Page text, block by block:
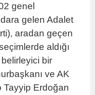
genel
gelen Adalet
aradan geçen
aldığı
bir
ve AK
Tayyip Erdoğan